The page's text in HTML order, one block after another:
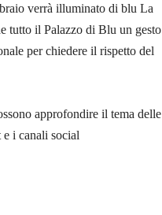
verrà illuminato di blu La
tutto il Palazzo di Blu un gesto
per chiedere il rispetto del
approfondire il tema delle
i canali social